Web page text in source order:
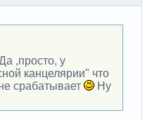
,просто, у
канцелярии" что
срабатывает
Ну